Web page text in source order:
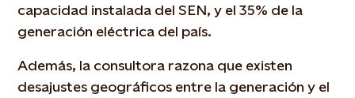
capacidad instalada del SEN, y el 35% de la
generación eléctrica del país.
Además, la consultora razona que existen
desajustes geográficos entre la generación y el